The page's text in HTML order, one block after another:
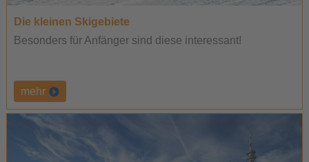
Die kleinen Skigebiete
Besonders für Anfänger sind diese interessant!
mehr